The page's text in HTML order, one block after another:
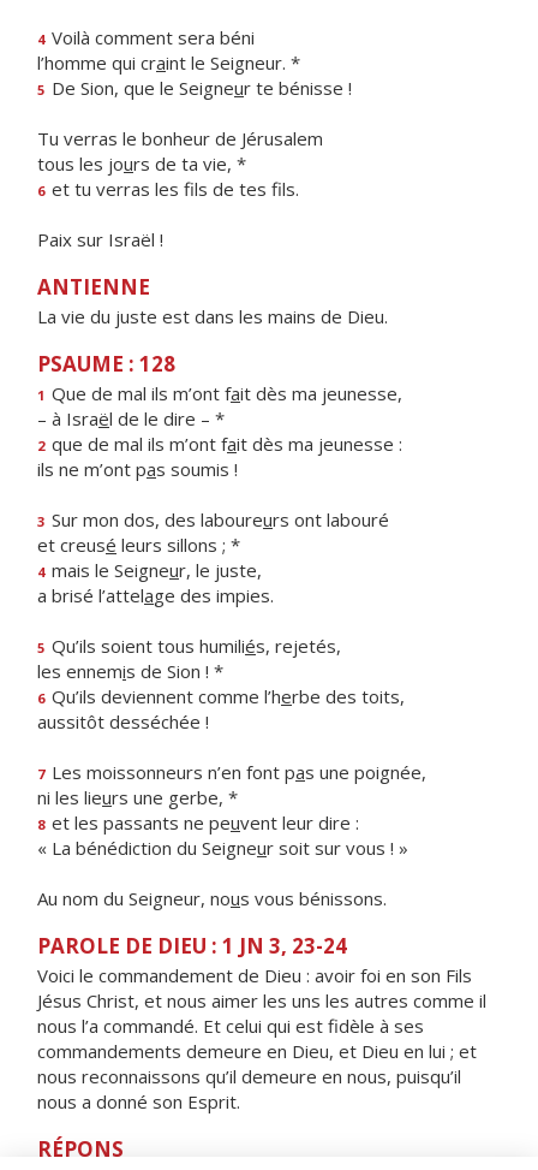
4 Voilà comment sera béni
l’homme qui craint le Seigneur. *
5 De Sion, que le Seigneur te bénisse !
Tu verras le bonheur de Jérusalem
tous les jours de ta vie, *
6 et tu verras les fls de tes fils.
Paix sur Israël !
ANTIENNE
La vie du juste est dans les mains de Dieu.
PSAUME : 128
1 Que de mal ils m’ont fait dès ma jeunesse,
– à Israël de le dire – *
2 que de mal ils m’ont fait dès ma jeunesse :
ils ne m’ont pas soumis !
3 Sur mon dos, des laboureurs ont labouré
et creusé leurs sillons ; *
4 mais le Seigneur, le juste,
a brisé l’attelage des impies.
5 Qu’ils soient tous humiliés, rejetés,
les ennemis de Sion ! *
6 Qu’ils deviennent comme l’herbe des toits,
aussitôt desséchée !
7 Les moissonneurs n’en font pas une poignée,
ni les lieurs une gerbe, *
8 et les passants ne peuvent leur dire :
« La bénédiction du Seigneur soit sur vous ! »
Au nom du Seigneur, nous vous bénissons.
PAROLE DE DIEU : 1 JN 3, 23-24
Voici le commandement de Dieu : avoir foi en son Fils
Jésus Christ, et nous aimer les uns les autres comme il
nous l’a commandé. Et celui qui est fidèle à ses
commandements demeure en Dieu, et Dieu en lui ; et
nous reconnaissons qu’il demeure en nous, puisqu’il
nous a donné son Esprit.
RÉPONS